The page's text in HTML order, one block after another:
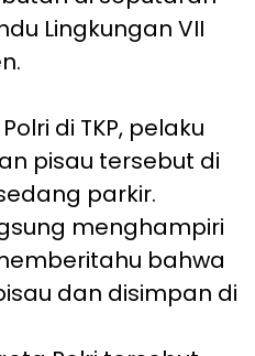
Lingkungan VII
di TKP, pelaku
pisau tersebut di
parkir.
menghampiri
bahwa
dan disimpan di